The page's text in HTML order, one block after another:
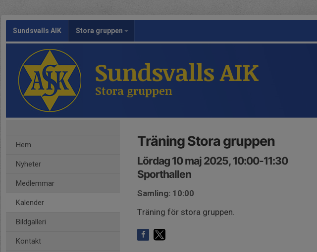
Sundsvalls AIK Stora gruppen
Sundsvalls AIK
Stora gruppen
Hem
Nyheter
Medlemmar
Kalender
Bildgalleri
Kontakt
Träning Stora gruppen
Lördag 10 maj 2025, 10:00-11:30
Sporthallen
Samling: 10:00
Träning för stora gruppen.